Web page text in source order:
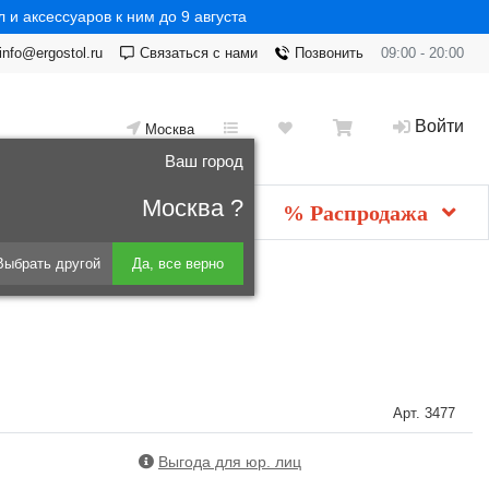
аксессуаров к ним до 9 августа
09:00 - 20:00
Позвонить
Связаться с нами
info@ergostol.ru
Москва
Ваш город
Москва ?
другой Да, все верно
Войти
Новинки % Распродажа
Арт. 3477
Выгода для юр. лиц